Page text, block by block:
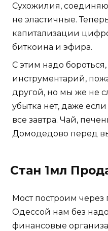
Сухожилия,
не эластичные.
капитализации
биткоина и эфира.
С этим надо
инструментарий,
другой, но мы же не
убытка нет, даже
все завтра. Чай,
Домодедово перед
Стан 1мл
Мост построим через
Одессой нам без
финансовые